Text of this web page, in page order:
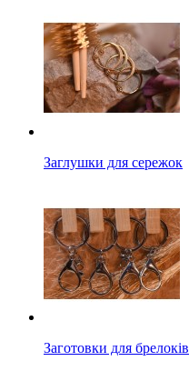
Заглушки для сережок
Заготовки для брелоків